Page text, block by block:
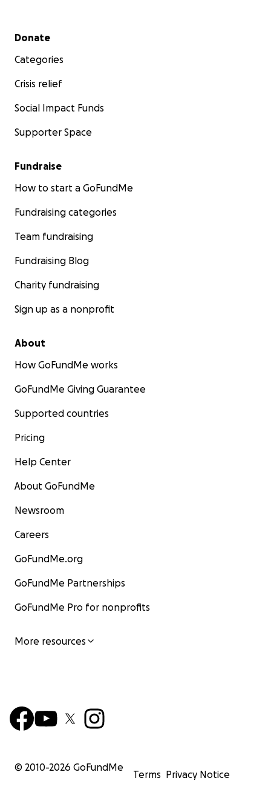
Secondary menu
Donate
Categories
Crisis relief
Social Impact Funds
Supporter Space
Fundraise
How to start a GoFundMe
Fundraising categories
Team fundraising
Fundraising Blog
Charity fundraising
Sign up as a nonprofit
About
How GoFundMe works
GoFundMe Giving Guarantee
Supported countries
Pricing
Help Center
About GoFundMe
Newsroom
Careers
GoFundMe.org
GoFundMe Partnerships
GoFundMe Pro for nonprofits
More resources
© 2010-2026 GoFundMe
Terms Privacy Notice